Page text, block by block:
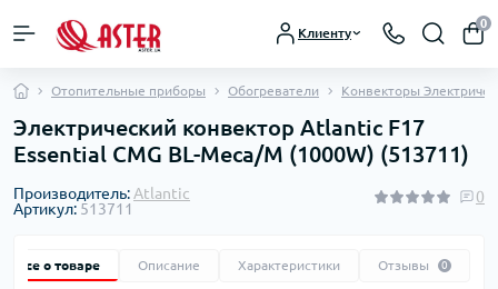
Клиенту
0
Отопительные приборы Обогреватели Конвекторы
Электрический конвектор Atlantic F17
Essential CMG BL-Meca/M (1000W) (513711)
Производитель: Atlantic
Артикул: 513711
0
Все о товаре Описание Характеристики Отзывы 0